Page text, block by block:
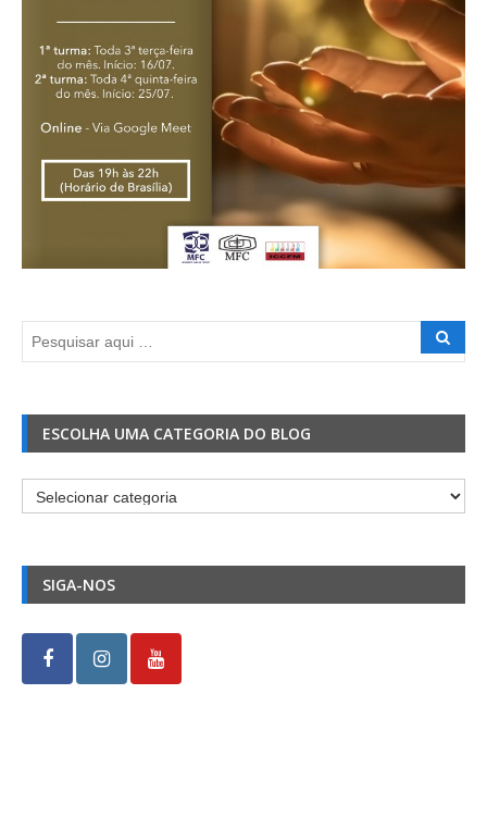
ESCOLHA UMA CATEGORIA DO BLOG
Escolha
uma
do
Blog
SIGA-NOS